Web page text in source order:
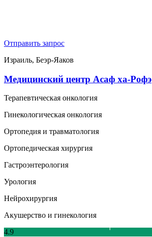
Отправить запрос
Израиль, Беэр-Яаков
Медицинский центр Асаф ха-Рофэ
Терапевтическая онкология
Гинекологическая онкология
Ортопедия и травматология
Ортопедическая хирургия
Гастроэнтерология
Урология
Нейрохирургия
Акушерство и гинекология
4.9